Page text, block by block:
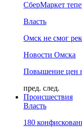
СберМаркет
Власть
Омск не смог
Новости Омска
Повышение цен
пред. след.
Происшествия
Власть
180